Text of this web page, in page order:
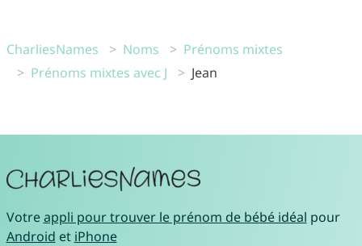
CharliesNames Noms
Prénoms mixtes
Prénoms mixtes avec J
Jean
Votreappli pour trouver le prénom de bébé idéal pour
Android et iPhone